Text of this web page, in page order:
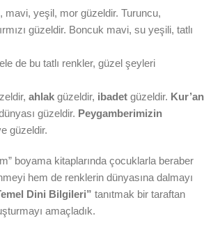
mavi, yeşil, mor güzeldir. Turuncu,
güzeldir. Boncuk mavi, su yeşili, tatlı
de bu tatlı renkler, güzel şeyleri
ahlak güzeldir, ibadet güzeldir.
güzeldir. Peygamberimizin
güzeldir.
boyama kitaplarında çocuklarla beraber
hem de renklerin dünyasına dalmayı
Dini Bilgileri” tanıtmak bir taraftan
amaçladık.